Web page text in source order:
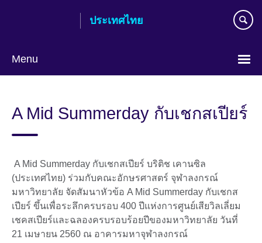
ประเทศไทย
Menu
A Mid Summerday กับเชกสเปียร์
A Mid Summerday กับเชกสเปียร์ บริติช เคานซิล
(ประเทศไทย) ร่วมกับคณะอักษรศาสตร์ จุฬาลงกรณ์
มหาวิทยาลัย จัดสัมนาหัวข้อ A Mid Summerday กับเชกส
เปียร์ ขึ้นเพื่อระลึกครบรอบ 400 ปีแห่งการศูนย์เสียวิลเลี่ยม
เชคสเปียร์และฉลองครบรอบร้อยปีของมหาวิทยาลัย วันที่
21 เมษายน 2560 ณ อาคารมหาจุฬาลงกรณ์